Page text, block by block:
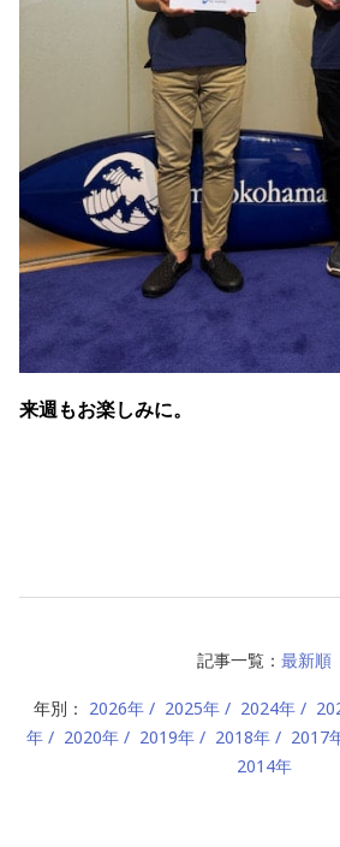
来週もお楽しみに。
記事一覧： 最新順
年別： 2026年 2025年 2024年
年
2020年 2019年 2018年 2017
2014年